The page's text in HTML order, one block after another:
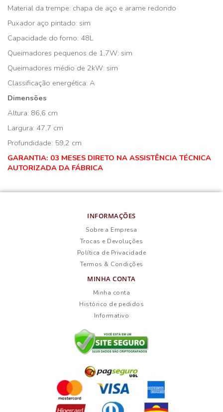
Material da trempe: chapa de aço e arame redondo
Puxador aço pintado: sim
Capacidade do forno: 48L
Queimadores pequenos de 1,7W: sim
Queimadores médio de 2kW: sim
Classificação energética: A
Dimensões
Altura: 86,6 cm
Largura: 47,7 cm
Profundidade: 59,2 cm
GARANTIA: 03 MESES DIRETO NA ASSISTÊNCIA TÉCNICA
AUTORIZADA DA FÁBRICA
INFORMAÇÕES
Sobre a Empresa
Trocas e Devoluções
Política de Privacidade
Termos & Condições
MINHA CONTA
Minha conta
Histórico de pedidos
Informativo